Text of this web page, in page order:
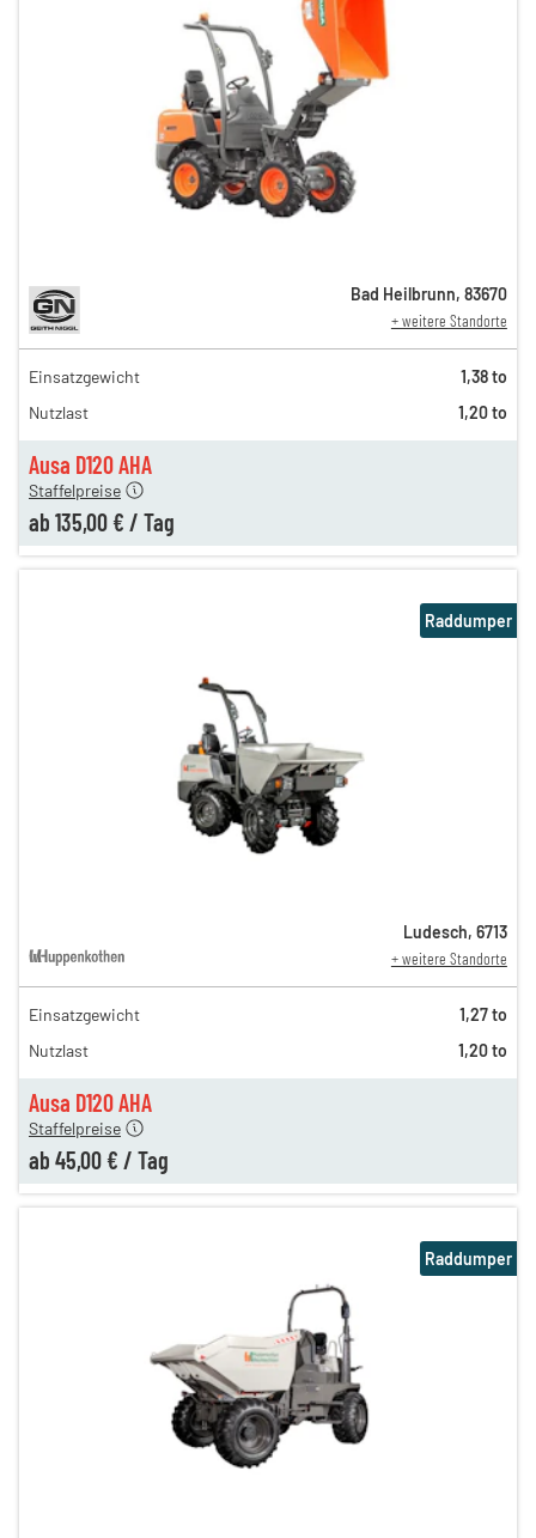
Ausa D120 AHA
165,00 €
145,00 €
Staffelpreise
ab 135,00 € / Tag
Bad Heilbrunn, 83670
+ weitere Standorte
Einsatzgewicht
1,38 to
Nutzlast
1,20 to
Ausa D120 AHA
130,00 €
64,00 €
Staffelpreise
ab 45,00 € / Tag
Raddumper
Ludesch, 6713
+ weitere Standorte
Einsatzgewicht
1,27 to
Nutzlast
1,20 to
Raddumper